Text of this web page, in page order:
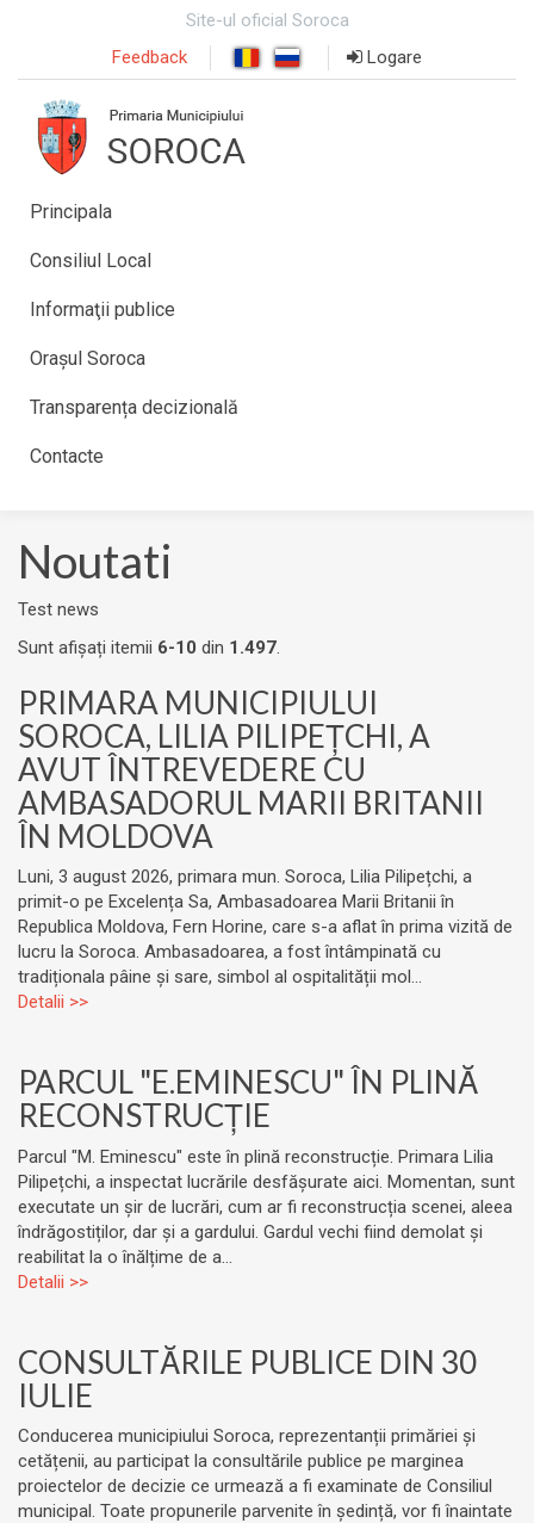
Site-ul oficial Soroca
Feedback
Logare
Principala
Consiliul Local
Informaţii publice
Orașul Soroca
Transparența decizională
Contacte
Noutati
Test news
Sunt afișați itemii 6-10 din 1.497
PRIMARA MUNICIPIULUI
SOROCA, LILIA PILIPEȚCHI, A
AVUT ÎNTREVEDERE CU
AMBASADORUL MARII BRITANII
ÎN MOLDOVA
Luni, 3 august 2026, primara mun. Soroca, Lilia Pilipețchi, a
primit-o pe Excelența Sa, Ambasadoarea Marii Britanii în
Republica Moldova, Fern Horine, care s-a aflat în prima vizită de
lucru la Soroca. Ambasadoarea, a fost întâmpinată cu
tradiționala pâine și sare, simbol al ospitalității mol...
Detalii >>
PARCUL "E.EMINESCU" ÎN PLINĂ
RECONSTRUCȚIE
Parcul "M. Eminescu" este în plină reconstrucție. Primara Lilia
Pilipețchi, a inspectat lucrările desfășurate aici. Momentan, sunt
executate un șir de lucrări, cum ar fi reconstrucția scenei, aleea
îndrăgostiților, dar și a gardului. Gardul vechi fiind demolat și
reabilitat la o înălțime de a...
Detalii >>
CONSULTĂRILE PUBLICE DIN 30
IULIE
Conducerea municipiului Soroca, reprezentanții primăriei și
cetățenii, au participat la consultările publice pe marginea
proiectelor de decizie ce urmează a fi examinate de Consiliul
municipal. Toate propunerile parvenite în ședință, vor fi înaintate